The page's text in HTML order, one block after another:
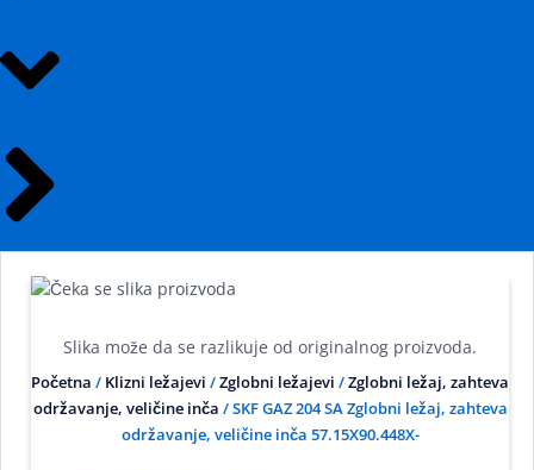
Slika može da se razlikuje od originalnog proizvoda.
Početna / Klizni ležajevi /Zglobni ležajevi /Zglobni ležaj, zahteva
održavanje, veličine inča / SKF GAZ 204 SA Zglobni ležaj, zahteva
održavanje, veličine inča 57.15X90.448X-